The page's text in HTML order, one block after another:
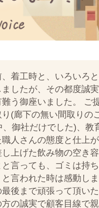
着工時と、いろいろ
ましたが、その都度誠
う御座いました。 ご
り(廊下の無い間取りの
、御社だけでした)、教
職人さんの態度と仕上
し上げた飲み物の空き
と言っても、ゴミは持
言われた時は感動しま
後まで頑張って頂い
方の誠実で顧客目線で